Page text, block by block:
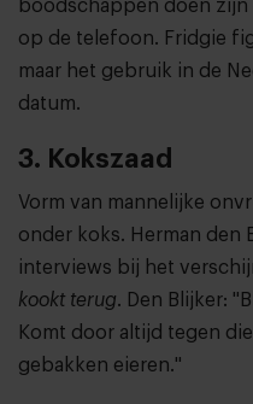
boodschappen doen zijn
op de telefoon. Fridgie
maar het gebruik in de
datum.
3. Kokszaad
Vorm van mannelijke
onder koks. Herman den
interviews bij het
kookt terug. Den Blijker:
Komt door altijd tegen
gebakken eieren."